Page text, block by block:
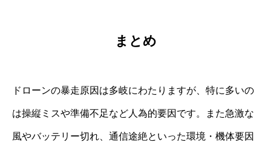
まとめ
ドローンの暴走原因は多岐にわたりますが、特に多いの
は操縦ミスや準備不足など人為的要因です。また急激な
風やバッテリー切れ、通信途絶といった環境・機体要因